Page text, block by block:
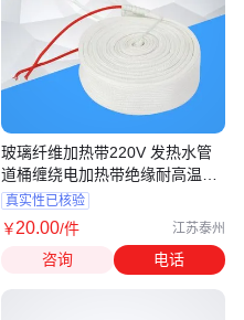
玻璃纤维加热带220V 发热水管
道桶缠绕电加热带绝缘耐高温电
热带
真实性已核验
￥20.00/件 江苏泰州
咨询 电话